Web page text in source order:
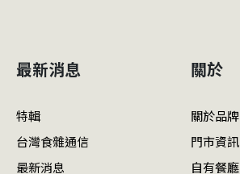
最新消息
特輯
台灣食雜通信
最新消息
關於
關於品牌
門市資訊
自有餐廳